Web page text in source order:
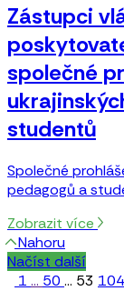
Zástupci
společné
studentů
Společné
pedagogů a
Zobrazit více
Nahoru
Načíst další
1 … 50 ... 53 104